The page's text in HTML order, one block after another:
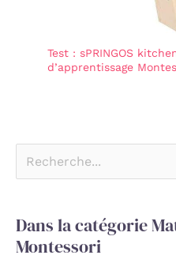
Test : sPRINGOS
d’apprentissage
Dans la catégorie
Montessori